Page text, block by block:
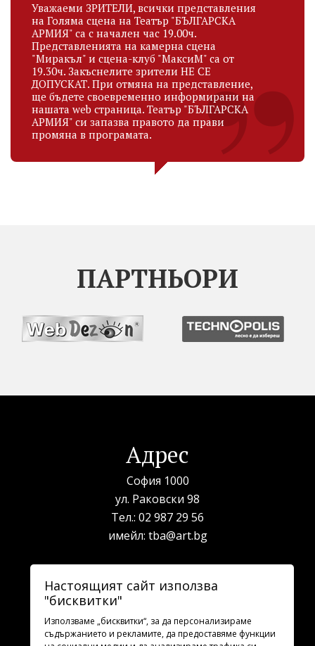
Уважаеми ЗРИТЕЛИ, всички представления
на Голяма сцена на Театър "БЪЛГАРСКА
АРМИЯ" са с начален час 19.00ч.
Представленията на камерна сцена
"Миракъл" и сцена-клуб "МаксиМ" са от
19.30ч. Закъснелите зрители НЕ СЕ
ДОПУСКАТ. При отмяна на представление,
ще бъдете своевременно информирани на
нашата web страница. Театър "БЪЛГАРСКА
АРМИЯ" си запазва правото да прави
промяна в програмата.
ПАРТНЬОРИ
Адрес
София 1000
ул. Раковски 98
Тел.: 02 987 29 56
имейл: tba@art.bg
Билетна каса
телефон:
рабoтно време: 10:00 - 19:30
Настоящият сайт използва
"бисквитки"
Използваме „бисквитки“, за да персонализираме
съдържанието и рекламите, да предоставяме функции